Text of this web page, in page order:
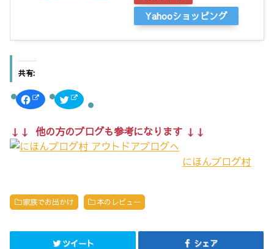
Yahooショッピング
共有:
F
c
o
o
k
に
は
ク
ク
ク
ッ
し
て
T
w
で
共
有
し
ウ
↓↓ 他の方のブログも参考になります ↓↓
にほんブログ村
家族でお出かけ 本のレビュー
ツイート シェア